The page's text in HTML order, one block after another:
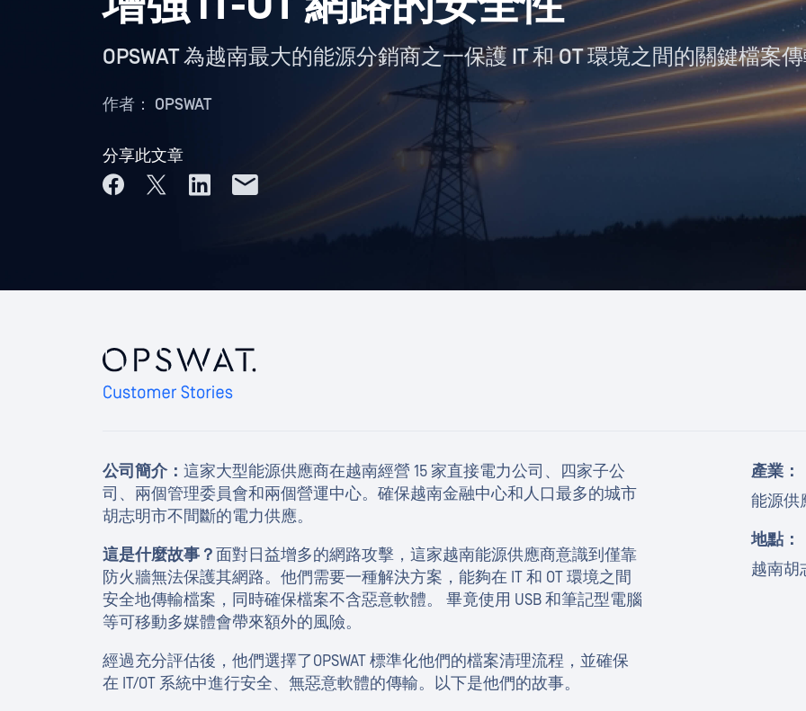
OPSWAT 為越南最大的能源分銷商之一保護 IT 和 OT 環境之間的關鍵檔案
作者： OPSWAT
分享此文章
公司簡介： 這家大型能源供應商在越南經營 15 家直接電力公司、四家子公
司、兩個管理委員會和兩個營運中心。確保越南金融中心和人口最多的城市
胡志明市不間斷的電力供應。
這是什麼故事？面對日益增多的網路攻擊，這家越南能源供應商意識到僅靠
防火牆無法保護其網路。他們需要一種解決方案，能夠在 IT 和 OT 環境之間
安全地傳輸檔案，同時確保檔案不含惡意軟體。 畢竟使用 USB 和筆記型電腦
等可移動多媒體會帶來額外的風險。
經過充分評估後，他們選擇了OPSWAT 標準化他們的檔案清理流程，並確保
在 IT/OT 系統中進行安全、無惡意軟體的傳輸。以下是他們的故事。
產業：
能源供
地點：
越南胡